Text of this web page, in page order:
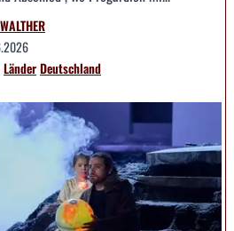
LänderDeutschland